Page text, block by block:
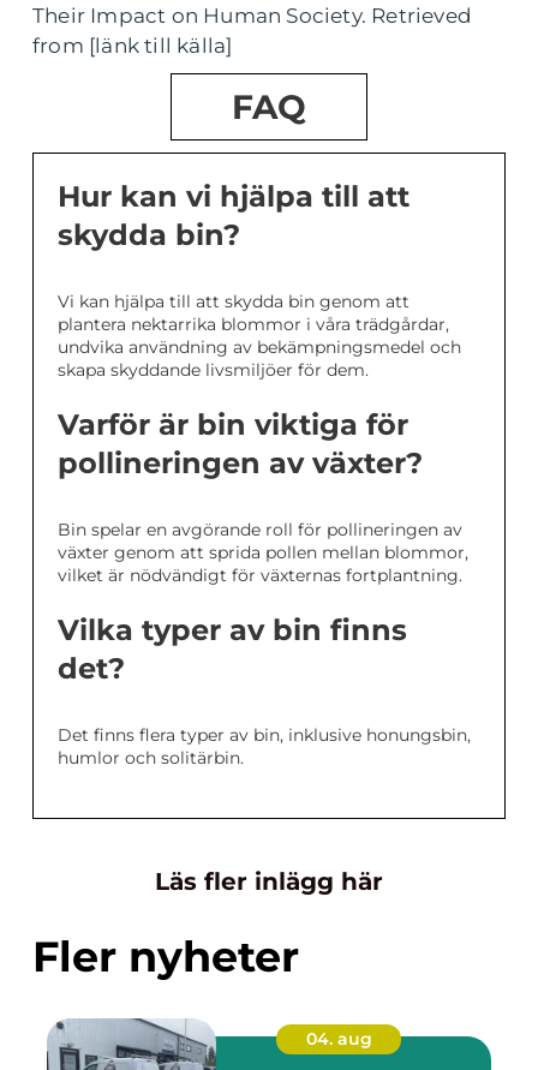
Their Impact on Human Society. Retrieved
from [länk till källa]
FAQ
Hur kan vi hjälpa till att
skydda bin?
Vi kan hjälpa till att skydda bin genom att
plantera nektarrika blommor i våra trädgårdar,
undvika användning av bekämpningsmedel och
skapa skyddande livsmiljöer för dem.
Varför är bin viktiga för
pollineringen av växter?
Bin spelar en avgörande roll för pollineringen av
växter genom att sprida pollen mellan blommor,
vilket är nödvändigt för växternas fortplantning.
Vilka typer av bin finns
det?
Det finns flera typer av bin, inklusive honungsbin,
humlor och solitärbin.
Läs fler inlägg här
Fler nyheter
04. aug